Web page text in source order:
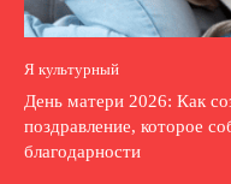
Я культурный
День матери 2026: Как
поздравление, которое
благодарности